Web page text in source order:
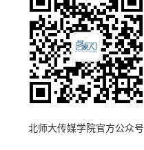
北师大传媒学院官方公众号